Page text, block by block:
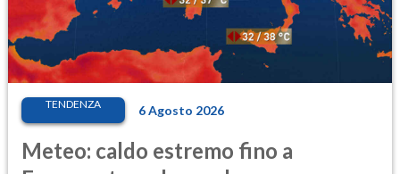
TENDENZA 6 Agosto 2026
Meteo: caldo estremo fino a